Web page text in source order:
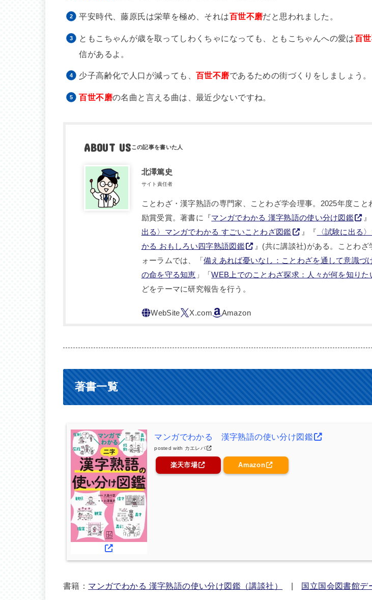
平安時代、藤原氏は栄華を極め、それは百世不磨だと思われました。
ともこちゃんが歳を取ってしわくちゃになっても、ともこちゃんへの愛は百
信があるよ。
少子高齢化で人口が減っても、百世不磨であるための街づくりをしましょう。
百世不磨の名曲と言える曲は、最近少ないですね。
ABOUT US
北澤篤史
サイト責任者
ことわざ・漢字熟語の専門家、ことわざ学会理事。2025年度こと
励賞受賞。著書に『マンガでわかる 漢字熟語の使い分け図鑑
出る〉マンガでわかる すごいことわざ図鑑
』『 〈試験に出る
かる おもしろい四字熟語図鑑
』(共に講談社)がある。ことわざ
ォーラムでは、「備えあれば憂いなし：ことわざを通して意識づ
の命を守る知恵 」「WEB上でのことわざ探求：人々が何を知りた
どをテーマに研究報告を行う。
著書一覧
マンガでわかる 漢字熟語の使い分け図鑑
posted with カエレバ
楽天市場 Amazon
書籍： マンガでわかる 漢字熟語の使い分け図鑑（講談社） | 国立国会図書館デ